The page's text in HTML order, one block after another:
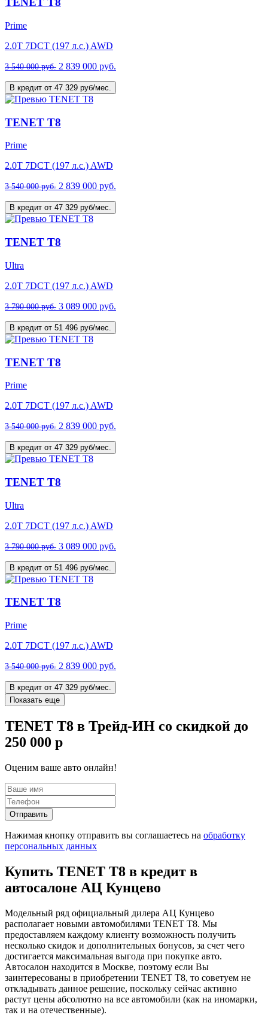
Prime
2.0T 7DCT (197 л.с.) AWD
3 540 000 руб. 2 839 000 руб.
В кредит от 47 329 руб/мес.
TENET T8
Prime
2.0T 7DCT (197 л.с.) AWD
3 540 000 руб. 2 839 000 руб.
В кредит от 47 329 руб/мес.
TENET T8
Ultra
2.0T 7DCT (197 л.с.) AWD
3 790 000 руб. 3 089 000 руб.
В кредит от 51 496 руб/мес.
TENET T8
Prime
2.0T 7DCT (197 л.с.) AWD
3 540 000 руб. 2 839 000 руб.
В кредит от 47 329 руб/мес.
TENET T8
Ultra
2.0T 7DCT (197 л.с.) AWD
3 790 000 руб. 3 089 000 руб.
В кредит от 51 496 руб/мес.
TENET T8
Prime
2.0T 7DCT (197 л.с.) AWD
3 540 000 руб. 2 839 000 руб.
В кредит от 47 329 руб/мес.
Показать еще
TENET T8 в Трейд-ИН со скидкой до
250 000 р
Оценим ваше авто онлайн!
Отправить
Нажимая кнопку отправить вы соглашаетесь на обработку
персональных данных
Купить TENET T8 в кредит в
автосалоне АЦ Кунцево
Модельный ряд официальный дилера АЦ Кунцево
располагает новыми автомобилями TENET T8. Мы
предоставляем каждому клиенту возможность получить
несколько скидок и дополнительных бонусов, за счет чего
достигается максимальная выгода при покупке авто.
Автосалон находится в Москве, поэтому если Вы
заинтересованы в приобретении TENET T8, то советуем не
откладывать данное решение, поскольку сейчас активно
растут цены абсолютно на все автомобили (как на иномарки,
так и на отечественные).